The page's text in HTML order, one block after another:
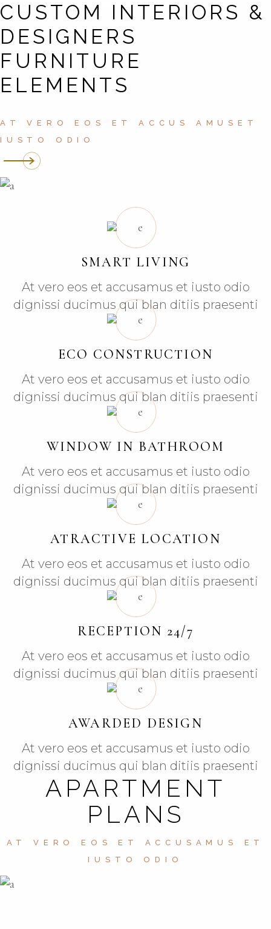
ENTRANCE
AREA, M2
BATHROMS
BEDROOMS
ROOMS
PARKING
TERRACE
FLOOR
CUSTOM INTERIORS &
DESIGNERS
FURNITURE
ELEMENTS
AT VERO EOS ET ACCUS AMUSET
IUSTO ODIO
SMART LIVING
At vero eos et accusamus et iusto odio
dignissi ducimus qui blan ditiis praesenti
ECO CONSTRUCTION
At vero eos et accusamus et iusto odio
dignissi ducimus qui blan ditiis praesenti
WINDOW IN BATHROOM
At vero eos et accusamus et iusto odio
dignissi ducimus qui blan ditiis praesenti
ATRACTIVE LOCATION
At vero eos et accusamus et iusto odio
dignissi ducimus qui blan ditiis praesenti
RECEPTION 24/7
At vero eos et accusamus et iusto odio
dignissi ducimus qui blan ditiis praesenti
AWARDED DESIGN
At vero eos et accusamus et iusto odio
dignissi ducimus qui blan ditiis praesenti
APARTMENT
PLANS
AT VERO EOS ET ACCUSAMUS ET
IUSTO ODIO